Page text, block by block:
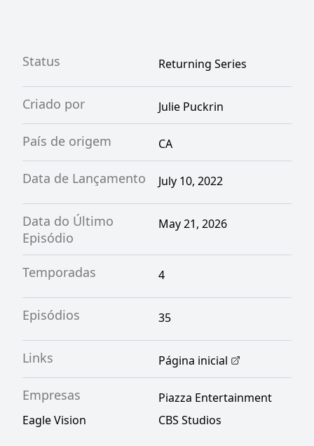
Status Returning Series
Criado por Julie Puckrin
País de origem CA
Data de Lançamento July 10, 2022
Data do Último
Episódio
May 21, 2026
Temporadas 4
Episódios 35
Links Página inicial
Empresas
Piazza Entertainment
Eagle Vision
CBS Studios